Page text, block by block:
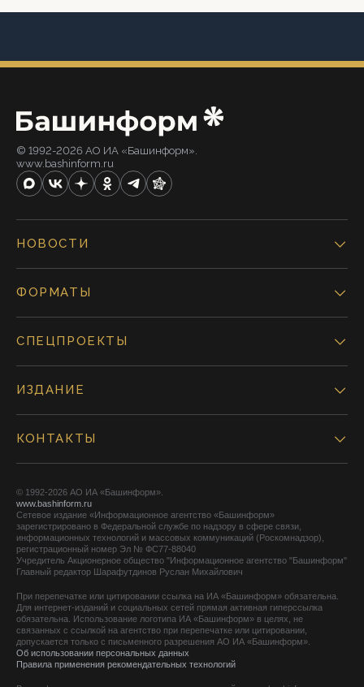
© 1992-2026 АО ИА «Башинформ».
www.bashinform.ru
НОВОСТИ
ФОРМАТЫ
СПЕЦПРОЕКТЫ
ИЗДАНИЕ
КОНТАКТЫ
© 1992-2026 АО ИА «Башинформ».
www.bashinform.ru
Сетевое издание «Информационное агентство «Башинформ»
зарегистрировано в Федеральной службе по надзору в сфере связи,
информационных технологий и массовых коммуникаций (Роскомнадзор),
регистрационный номер Эл № ФС77-88040
Учредитель Акционерное общество "Информационное агентство "Башинформ"
Главный редактор Шарафутдинов Руслан Михайлович
При перепечатке или цитировании ссылка на ИА «Башинформ» обязательна.
Для интернет-изданий и социальных сетей прямая активная гиперссылка
обязательна. Использование логотипа ИА «Башинформ» в целях, не
связанных с ссылкой на агентство при перепечатке или цитировании,
допускается только с письменного разрешения АО ИА «Башинформ».
Об использовании персональных данных
Правила применения рекомендательных технологий